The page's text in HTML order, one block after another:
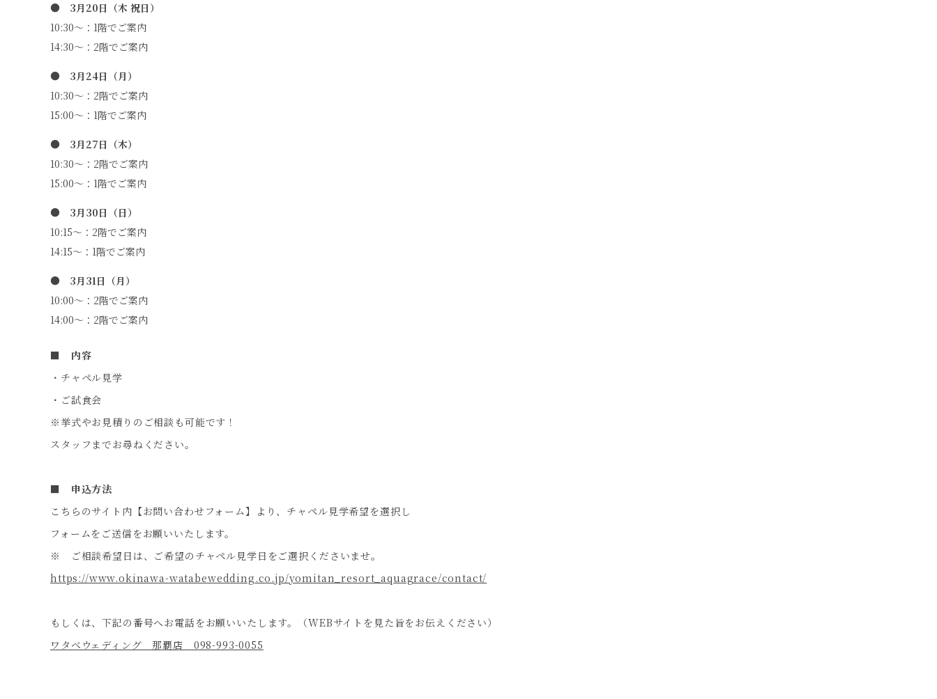
● 3月20日（木 祝日）
10:30～：1階でご案内
14:30～：2階でご案内
● 3月24日（月）
10:30～：2階でご案内
15:00～：1階でご案内
● 3月27日（木）
10:30～：2階でご案内
15:00～：1階でご案内
● 3月30日（日）
10:15～：2階でご案内
14:15～：1階でご案内
● 3月31日（月）
10:00～：2階でご案内
14:00～：2階でご案内
■ 内容
・チャペル見学
・ご試食会
※挙式やお見積りのご相談も可能です！
スタッフまでお尋ねください。
■ 申込方法
こちらのサイト内【お問い合わせフォーム】より、チャペル見学希望を選択し
フォームをご送信をお願いいたします。
※ ご相談希望日は、ご希望のチャペル見学日をご選択くださいませ。
https://www.okinawa-watabewedding.co.jp/yomitan_resort_aquagrace/contact/
もしくは、下記の番号へお電話をお願いいたします。（WEBサイトを見た旨をお伝えください）
ワタベウェディング 那覇店 098-993-0055